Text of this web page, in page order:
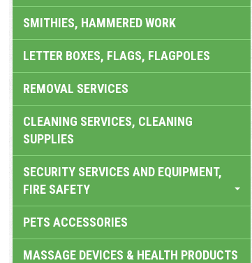
SMITHIES, HAMMERED WORK
LETTER BOXES, FLAGS, FLAGPOLES
REMOVAL SERVICES
CLEANING SERVICES, CLEANING
SUPPLIES
SECURITY SERVICES AND EQUIPMENT,
FIRE SAFETY
PETS ACCESSORIES
MASSAGE DEVICES & HEALTH PRODUCTS